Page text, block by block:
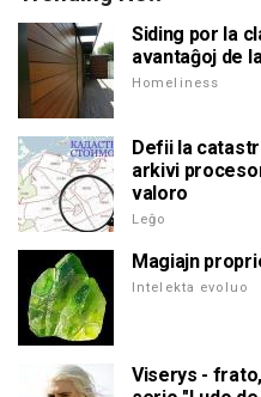
Siding por la
avantaĝoj de
Homeliness
Defii la
arkivi
valoro
Leĝo
Magiajn
Intelekta evoluo
Viserys -